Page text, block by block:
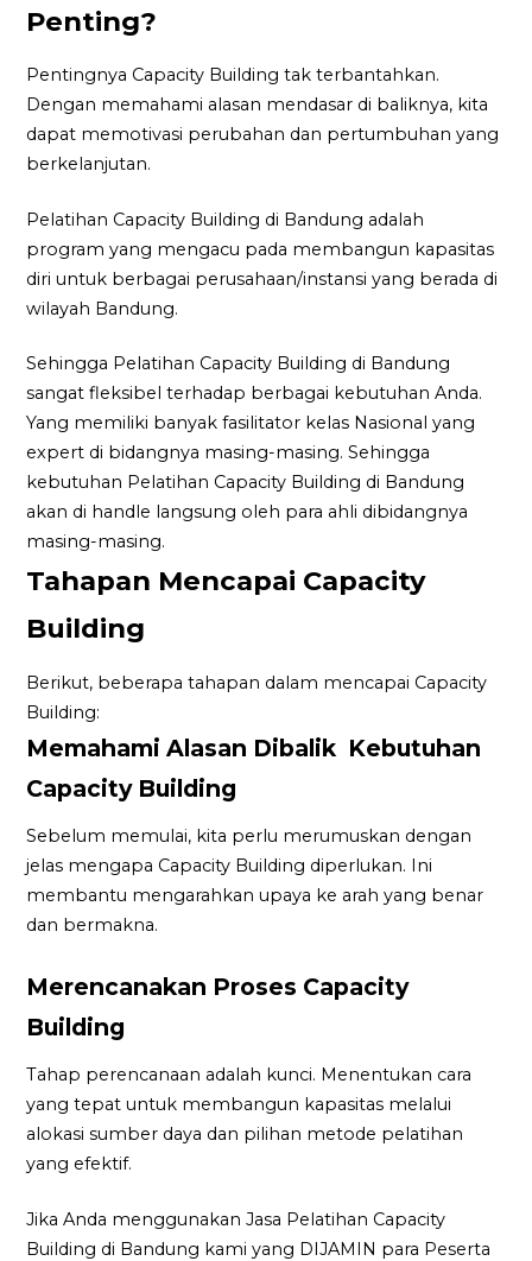
Penting?
Pentingnya Capacity Building tak terbantahkan.
Dengan memahami alasan mendasar di baliknya, kita
dapat memotivasi perubahan dan pertumbuhan yang
berkelanjutan.
Pelatihan Capacity Building di Bandung adalah
program yang mengacu pada membangun kapasitas
diri untuk berbagai perusahaan/instansi yang berada di
wilayah Bandung.
Sehingga Pelatihan Capacity Building di Bandung
sangat fleksibel terhadap berbagai kebutuhan Anda.
Yang memiliki banyak fasilitator kelas Nasional yang
expert di bidangnya masing-masing. Sehingga
kebutuhan Pelatihan Capacity Building di Bandung
akan di handle langsung oleh para ahli dibidangnya
masing-masing.
Tahapan Mencapai Capacity
Building
Berikut, beberapa tahapan dalam mencapai Capacity
Building:
Memahami Alasan Dibalik Kebutuhan
Capacity Building
Sebelum memulai, kita perlu merumuskan dengan
jelas mengapa Capacity Building diperlukan. Ini
membantu mengarahkan upaya ke arah yang benar
dan bermakna.
Merencanakan Proses Capacity
Building
Tahap perencanaan adalah kunci. Menentukan cara
yang tepat untuk membangun kapasitas melalui
alokasi sumber daya dan pilihan metode pelatihan
yang efektif.
Jika Anda menggunakan Jasa Pelatihan Capacity
Building di Bandung kami yang DIJAMIN para Peserta